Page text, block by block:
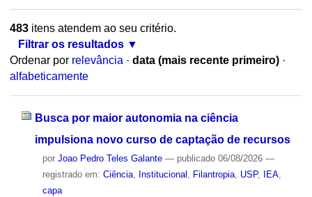
483itens atendem ao seu critério.
Filtrar os resultados
Ordenar por relevância · data (mais recente primeiro) ·
alfabeticamente
Busca por maior autonomia na ciência
impulsiona novo curso de captação de recursos
por Joao Pedro Teles Galante — publicado06/08/2026 —
registrado em: Ciência, Institucional Filantropia, USP, IEA,
capa